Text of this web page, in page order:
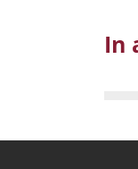
In